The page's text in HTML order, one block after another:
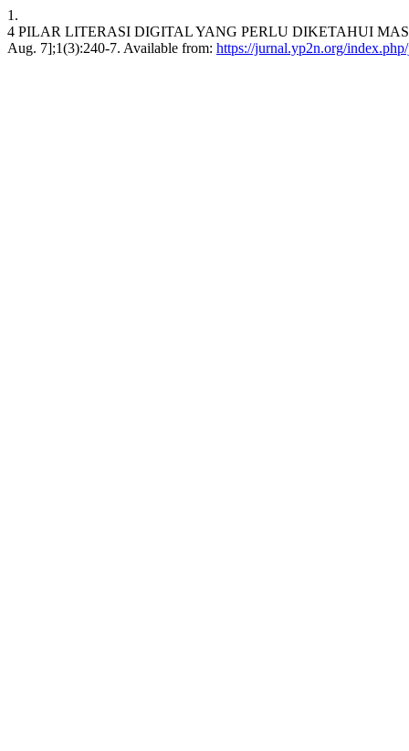
1.
4 PILAR LITERASI DIGITAL YANG PERLU DIKETAHUI
Aug. 7];1(3):240-7. Available from: https://jurnal.yp2n.org/